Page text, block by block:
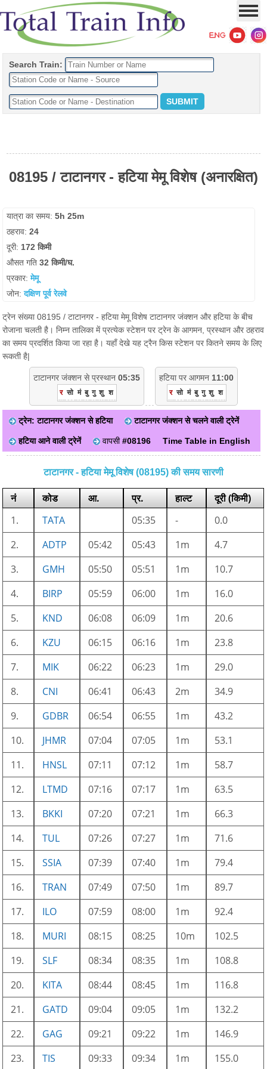
Search Train:
08195 / टाटानगर - हटिया मेमू विशेष (अनारक्षित)
यात्रा का समय:5h 25m
ठहराव:24
दूरी: 172 किमी
औसत गति32 किमी/घ.
प्रकार:मेमू
जोन:दक्षिण पूर्व रेलवे
ट्रेन संख्या 08195 / टाटानगर - हटिया मेमू विशेष टाटानगर जंक्शन और हटिया के बीच
रोजाना चलती है। निम्न तालिका में प्रत्येक स्टेशन पर ट्रेन के आगमन, प्रस्थान और ठहराव
का समय प्रदर्शित किया जा रहा है। यहाँ देखे यह ट्रैन किस स्टेशन पर कितने समय के लिए
रूकती है|
टाटानगर जंक्शन से प्रस्थान 05:35
र सो मं बु गु शु श
हटिया पर आगमन 11:00
र सो मं बु गु शु श
ट्रेन: टाटानगर जंक्शन से हटिया टाटानगर जंक्शन से चलने वाली ट्रेनें
हटिया आने वाली ट्रेनें वापसी#08196 Time Table in English
टाटानगर - हटिया मेमू विशेष (08195) की समय सारणी
नं कोड आ. प्र. हाल्ट
दूरी (किमी)
1.
TATA 05:35 -
0.0
2.
ADTP 05:42 05:43 1m
4.7
3.
GMH 05:50 05:51 1m
10.7
4.
BIRP 05:59 06:00 1m
16.0
5.
KND 06:08 06:09 1m
20.6
6.
KZU 06:15 06:16 1m
23.8
7.
MIK 06:22 06:23 1m
29.0
8.
CNI 06:41 06:43 2m
34.9
9.
GDBR 06:54 06:55 1m
43.2
10.
JHMR 07:04 07:05 1m
53.1
11.
HNSL 07:11 07:12 1m
58.7
12.
LTMD 07:16 07:17 1m
63.5
13.
BKKI 07:20 07:21 1m
66.3
14.
TUL 07:26 07:27 1m
71.6
15.
SSIA 07:39 07:40 1m
79.4
16.
TRAN 07:49 07:50 1m
89.7
17.
ILO 07:59 08:00 1m
92.4
18.
MURI 08:15 08:25 10m
102.5
19.
SLF 08:34 08:35 1m
108.8
20.
KITA 08:44 08:45 1m
116.8
21.
GATD 09:04 09:05 1m
132.2
22.
GAG 09:21 09:22 1m
146.9
23.
TIS 09:33 09:34 1m 155.0